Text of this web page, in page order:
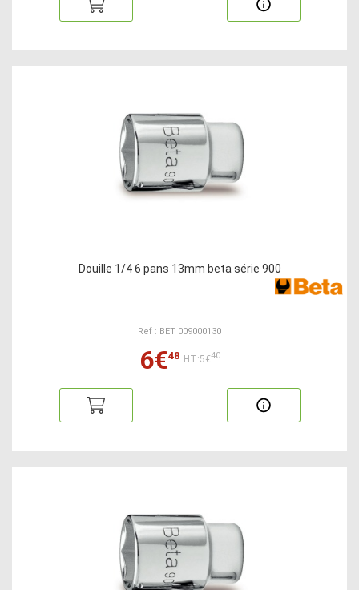
Douille 1/4 6 pans 13mm beta série 900
Ref : BET 009000130
6€48 HT:5€40